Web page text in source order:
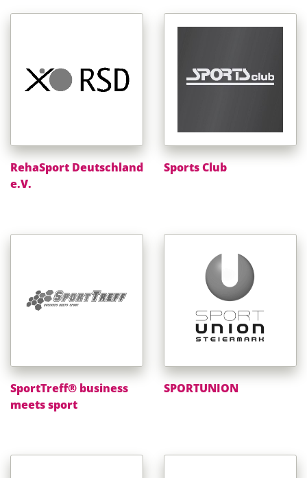
RehaSport Deutschland
e.V.
Sports Club
SportTreff® business
meets sport
SPORTUNION